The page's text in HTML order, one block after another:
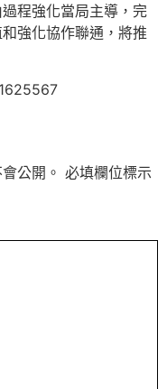
程強化當局主導，完
強化協作聯通，將推
公開。 必填欄位標示